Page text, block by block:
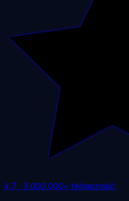
4,7 · 3 000 000+ felhasználó